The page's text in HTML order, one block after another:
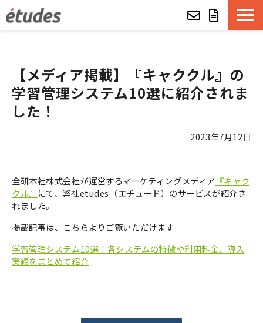
LMSの機能・特長
導入事例
etudes Basket
etudes Classroom
【メディア掲載】『キャククル』の
学習管理システム10選に紹介されま
した！
2023年7月12日
全研本社株式会社が運営するマーケティングメディア 『キャク
クル』 にて、弊社etudes（エチュード）のサービスが紹介さ
れました。
掲載記事は、こちらよりご覧いただけます
学習管理システム10選！各システムの特徴や利用料金、導入
実績をまとめて紹介